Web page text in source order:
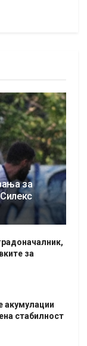
за
за
акумулации
стабилност